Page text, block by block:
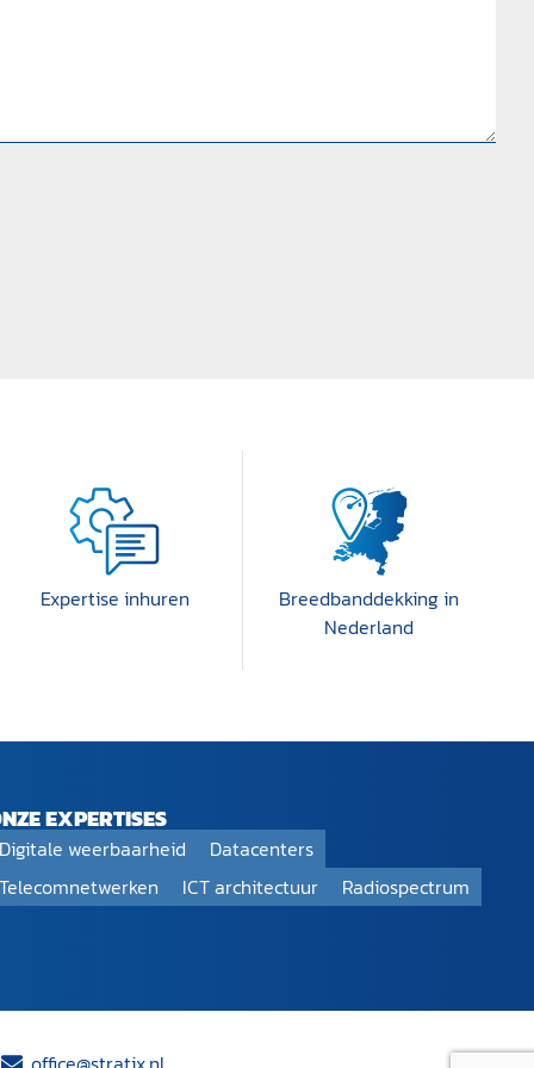
Expertise inhuren
Breedband­dekking in
Nederland
EXPERTISES
Digitale weerbaarheid
Datacenters
Telecomnetwerken
ICT architectuur Radiospectrum